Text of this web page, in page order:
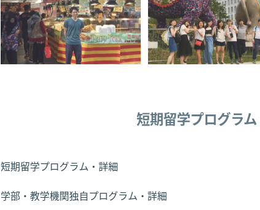
短期留学プログラム
短期留学プログラム・詳細
学部・教学機関独自プログラム・詳細